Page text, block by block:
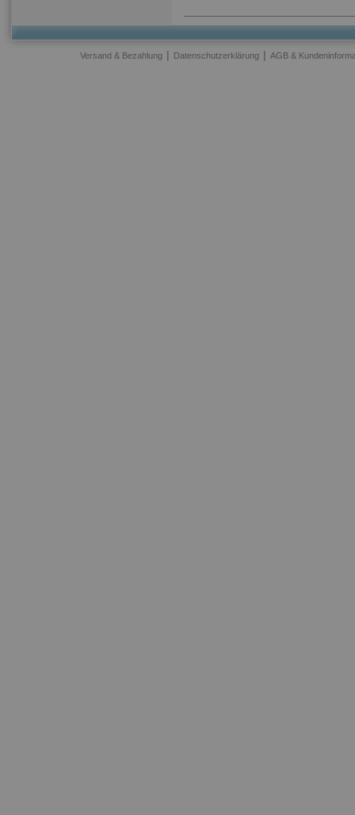
Versand & Bezahlung | Datenschutzerklärung | AGB &